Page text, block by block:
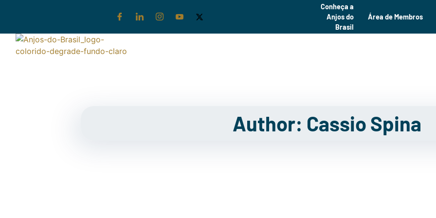
Conheça a
Anjos do
Brasil
Área de Membros
Author: Cassio Spina